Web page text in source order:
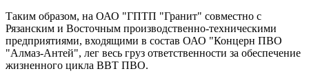
Таким образом, на ОАО "ГПТП "Гранит" совместно с
Рязанским и Восточным производственно-техническими
предприятиями, входящими в состав ОАО "Концерн ПВО
"Алмаз-Антей", лег весь груз ответственности за обеспечение
жизненного цикла ВВТ ПВО.